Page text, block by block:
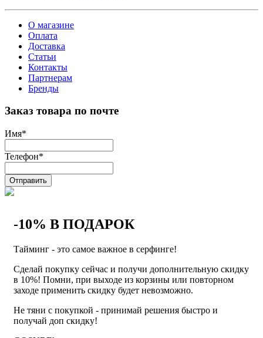
О магазине
Оплата
Доставка
Статьи
Контакты
Партнерам
Бренды
Заказ товара по почте
Имя*
Телефон*
Отправить
-10% В ПОДАРОК
Тайминг - это самое важное в серфинге!
Сделай покупку сейчас и получи дополнительную скидку
в 10%! Помни, при выходе из корзины или повторном
заходе применить скидку будет невозможно.
Не тяни с покупкой - принимай решения быстро и
получай доп скидку!